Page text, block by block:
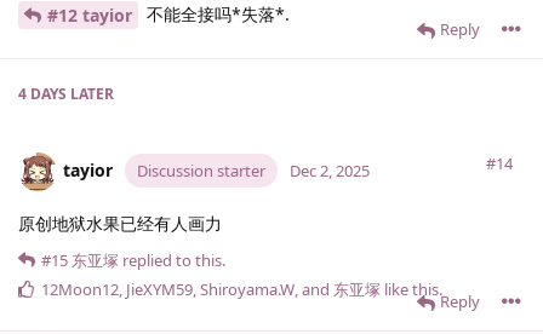
#12 tayior 不能全接吗*失落*.
Reply
4 DAYS LATER
tayior Discussion starter #14
Dec 2, 2025
原创地狱水果已经有人画力
Reply
#15 东亚塚 replied to this.
12Moon12, JieXYM59,Shiroyama.​W, and 东亚塚 like this.